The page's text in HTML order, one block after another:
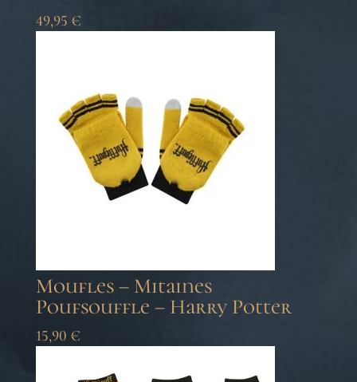
49,95 €
Moufles – Mitaines
Poufsouffle – Harry Potter
15,90 €